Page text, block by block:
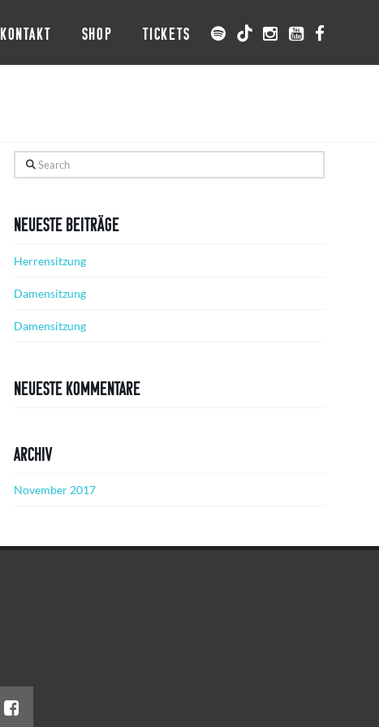
KONTAKT SHOP TICKETS
Search
Neueste Beiträge
Herrensitzung
Damensitzung
Damensitzung
Neueste Kommentare
Archiv
November 2017